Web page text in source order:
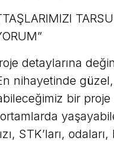
detaylarına
nihayetinde
bir proje
STK’ları,